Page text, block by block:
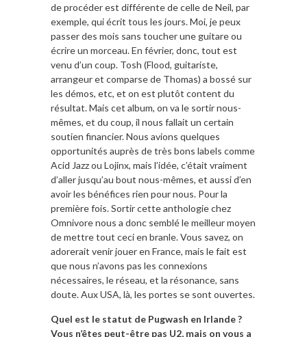
de procéder est différente de celle de Neil, par
exemple, qui écrit tous les jours. Moi, je peux
passer des mois sans toucher une guitare ou
écrire un morceau. En février, donc, tout est
venu d’un coup. Tosh (Flood, guitariste,
arrangeur et comparse de Thomas) a bossé sur
les démos, etc, et on est plutôt content du
résultat. Mais cet album, on va le sortir nous-
mêmes, et du coup, il nous fallait un certain
soutien financier. Nous avions quelques
opportunités auprès de très bons labels comme
Acid Jazz ou Lojinx, mais l’idée, c’était vraiment
d’aller jusqu’au bout nous-mêmes, et aussi d’en
avoir les bénéfices rien pour nous. Pour la
première fois. Sortir cette anthologie chez
Omnivore nous a donc semblé le meilleur moyen
de mettre tout ceci en branle. Vous savez, on
adorerait venir jouer en France, mais le fait est
que nous n’avons pas les connexions
nécessaires, le réseau, et la résonance, sans
doute. Aux USA, là, les portes se sont ouvertes.
Quel est le statut de Pugwash en Irlande ?
Vous n’êtes peut-être pas U2, mais on vous a